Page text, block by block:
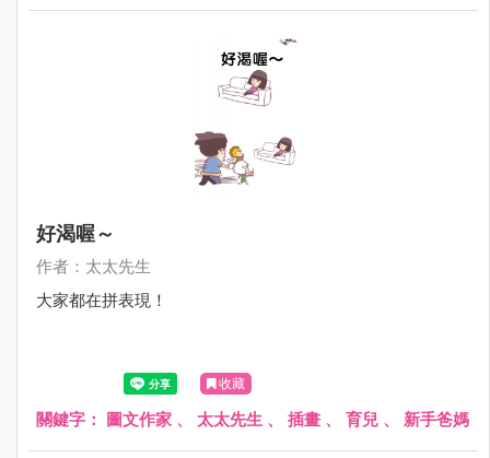
好渴喔～
作者：太太先生
大家都在拼表現！
收藏
關鍵字： 圖文作家 、 太太先生 、 插畫 、 育兒 、 新手爸媽